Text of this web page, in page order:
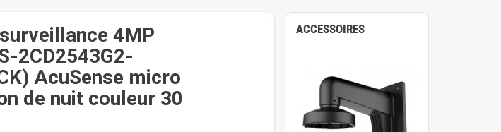
4MP
2CD2543G2-
AcuSense micro
de nuit couleur 30
ACCESSOIRES